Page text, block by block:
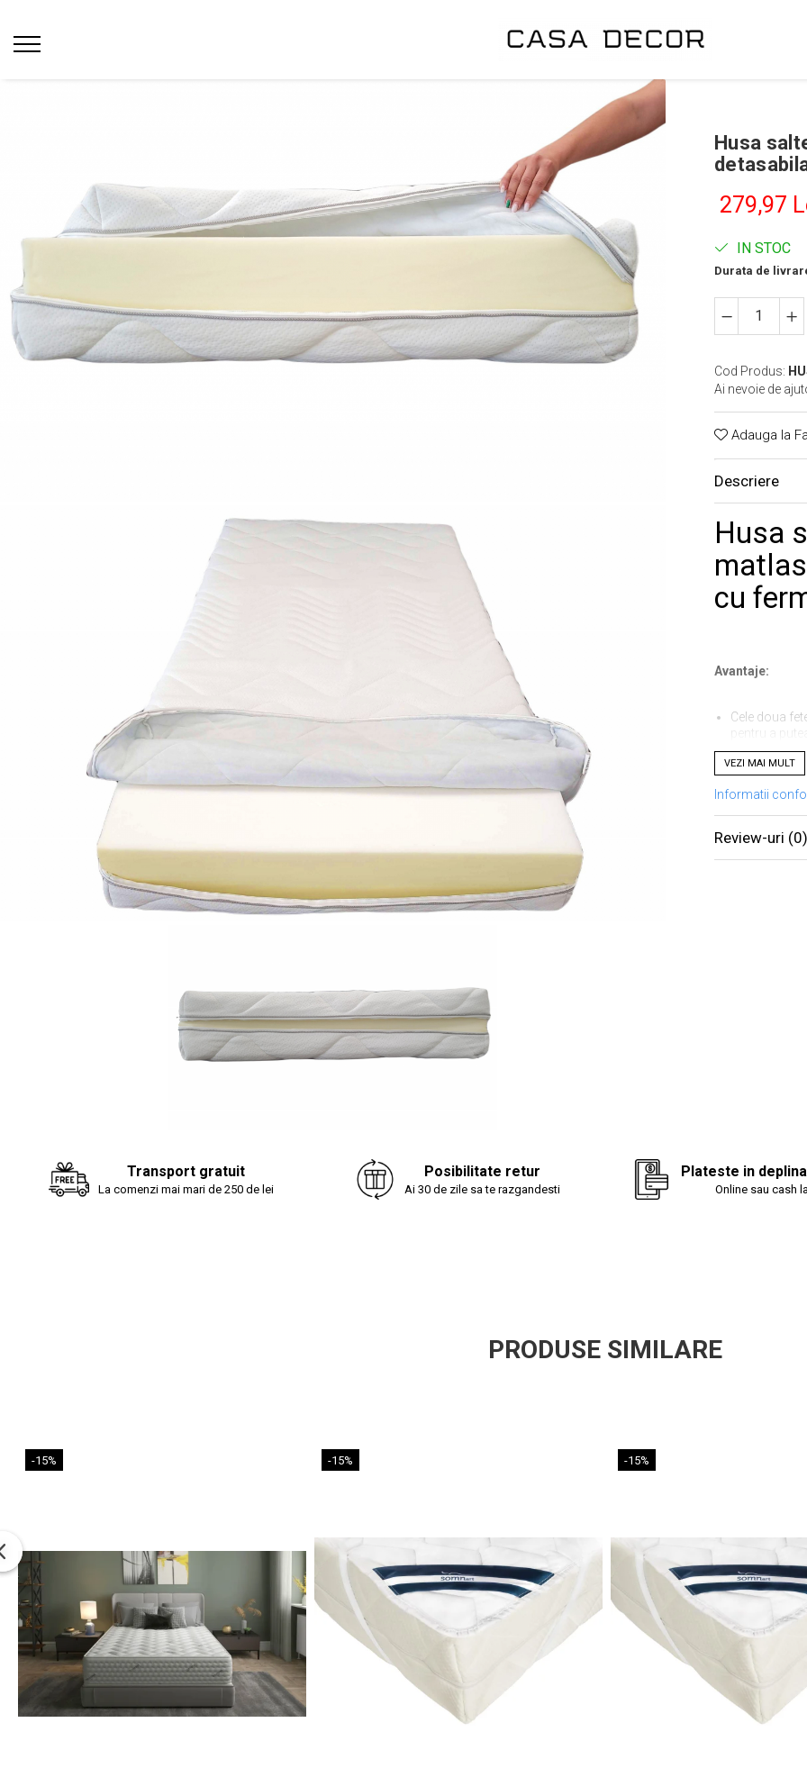
Husa
279,97
IN STOC
Durata de
Cod Produs:
Ai nevoie de
Adauga la
Descriere
Husa
cu
Avantaje:
Cele doua
Husa
Lavabila;
Foarte
Beneficii:
Husa saltelei
dimensiunea
Recomandari
Toate
fabrica”
disparea
utilizare;
VEZI MAI MULT
Informatii
Review-uri (0)
Transport gratuit
La comenzi mai mari de 250 de lei
Posibilitate retur
Ai 30 de zile sa te razgandesti
Plateste in
Online sau cash
PRODUSE SIMILARE
-15% -15% -15%